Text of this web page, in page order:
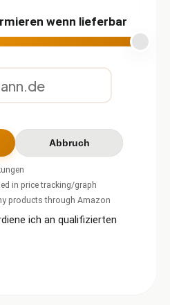
wenn lieferbar
in price tracking/graph
products through Amazon
ich an qualifizierten